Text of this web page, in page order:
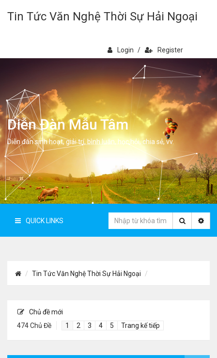
Tin Tức Văn Nghệ Thời Sự Hải Ngoại
Login / Register
Diễn Đàn Mẫu Tâm
Diễn đàn sinh hoạt, giải trí, bình luân, học hỏi, chia sẻ, vv.
QUICK LINKS
Tin Tức Văn Nghệ Thời Sự Hải Ngoại
Chủ đề mới
474 Chủ Đề
1 2 3 4 5 Trang kế tiếp